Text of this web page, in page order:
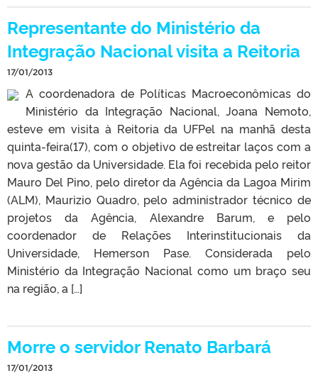
Representante do Ministério da
Integração Nacional visita a Reitoria
17/01/2013
A coordenadora de Políticas Macroeconômicas do
Ministério da Integração Nacional, Joana Nemoto,
esteve em visita à Reitoria da UFPel na manhã desta
quinta-feira(17), com o objetivo de estreitar laços com a
nova gestão da Universidade. Ela foi recebida pelo reitor
Mauro Del Pino, pelo diretor da Agência da Lagoa Mirim
(ALM), Maurizio Quadro, pelo administrador técnico de
projetos da Agência, Alexandre Barum, e pelo
coordenador de Relações Interinstitucionais da
Universidade, Hemerson Pase. Considerada pelo
Ministério da Integração Nacional como um braço seu
na região, a […]
Morre o servidor Renato Barbará
17/01/2013